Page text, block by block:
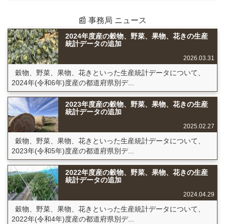
📰 事務局 ニュース
2024年度産の穀物、野菜、果物、花きの生産
統計データの追加
2026.03.31
穀物、野菜、果物、花きといった生産統計データについて、
2024年(令和6年)度産の都道府県別デ...
2023年度産の穀物、野菜、果物、花きの生産
統計データの追加
2025.02.27
穀物、野菜、果物、花きといった生産統計データについて、
2023年(令和5年)度産の都道府県別デ...
2022年度産の穀物、野菜、果物、花きの生産
統計データの追加
2024.04.29
穀物、野菜、果物、花きといった生産統計データについて、
2022年(令和4年)度産の都道府県別デ...